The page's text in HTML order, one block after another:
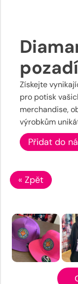
Získejte
pro potisk
merchandise,
výrobkům
Přidat do
« Zpět